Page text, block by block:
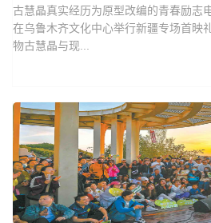
古慧晶真实经历为原型改编的青春励志
在乌鲁木齐文化中心举行新疆专场首映
物古慧晶与现...